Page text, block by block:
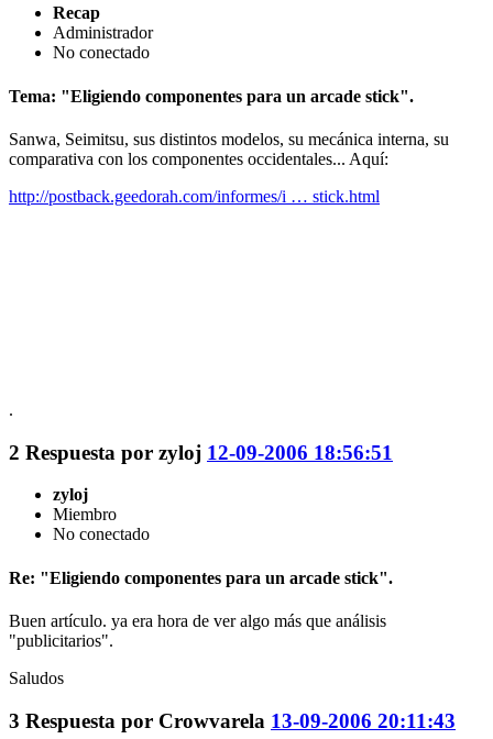
Recap
Administrador
No conectado
Tema: "Eligiendo componentes para un arcade stick".
Sanwa, Seimitsu, sus distintos modelos, su mecánica interna, su
comparativa con los componentes occidentales... Aquí:
http://postback.geedorah.com/informes/i … stick.html
.
2 Respuesta por zyloj 12-09-2006 18:56:51
zyloj
Miembro
No conectado
Re: "Eligiendo componentes para un arcade stick".
Buen artículo. ya era hora de ver algo más que análisis
"publicitarios".
Saludos
3 Respuesta por Crowvarela 13-09-2006 20:11:43